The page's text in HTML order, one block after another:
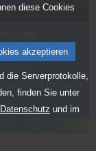
diese Cookies
akzeptieren
die Serverprotokolle,
finden Sie unter
und im
aktuellen
in diesem